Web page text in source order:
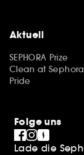
Aktuell
SEPHORA Prize
Clean at Sephora
Pride
Folge uns
Lade die